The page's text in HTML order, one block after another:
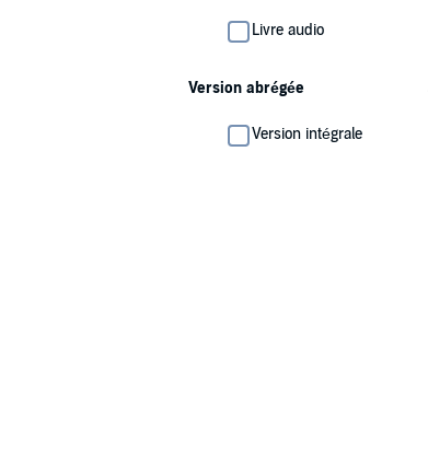
Livre audio
Version abrégée
Version intégrale